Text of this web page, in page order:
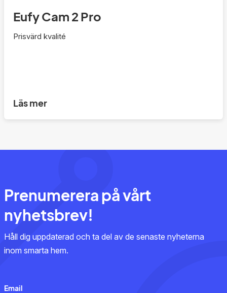
Eufy Cam 2 Pro
Prisvärd kvalité
Läs mer
Prenumerera på vårt
nyhetsbrev!
Håll dig uppdaterad och ta del av de senaste nyheterna
inom smarta hem.
Email